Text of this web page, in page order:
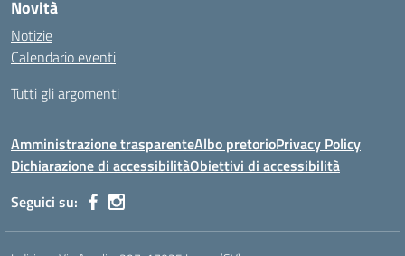
Novità
Notizie
Calendario eventi
Tutti gli argomenti
Amministrazione trasparenteAlbo pretorioPrivacy Policy
Dichiarazione di accessibilitàObiettivi di accessibilità
Seguici su: